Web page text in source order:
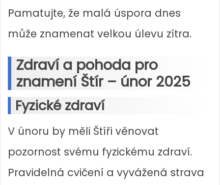
Pamatujte, že malá úspora dnes
může znamenat velkou úlevu zítra.
Zdraví a pohoda pro
znamení Štír – únor 2025
Fyzické zdraví
V únoru by měli Štíři věnovat
pozornost svému fyzickému zdraví.
Pravidelná cvičení a vyvážená strava